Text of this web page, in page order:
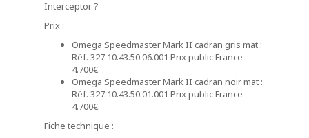
Interceptor ?
Prix :
Omega Speedmaster Mark II cadran gris mat :
Réf. 327.10.43.50.06.001 Prix public France =
4.700€
Omega Speedmaster Mark II cadran noir mat :
Réf. 327.10.43.50.01.001 Prix public France =
4.700€.
Fiche technique :